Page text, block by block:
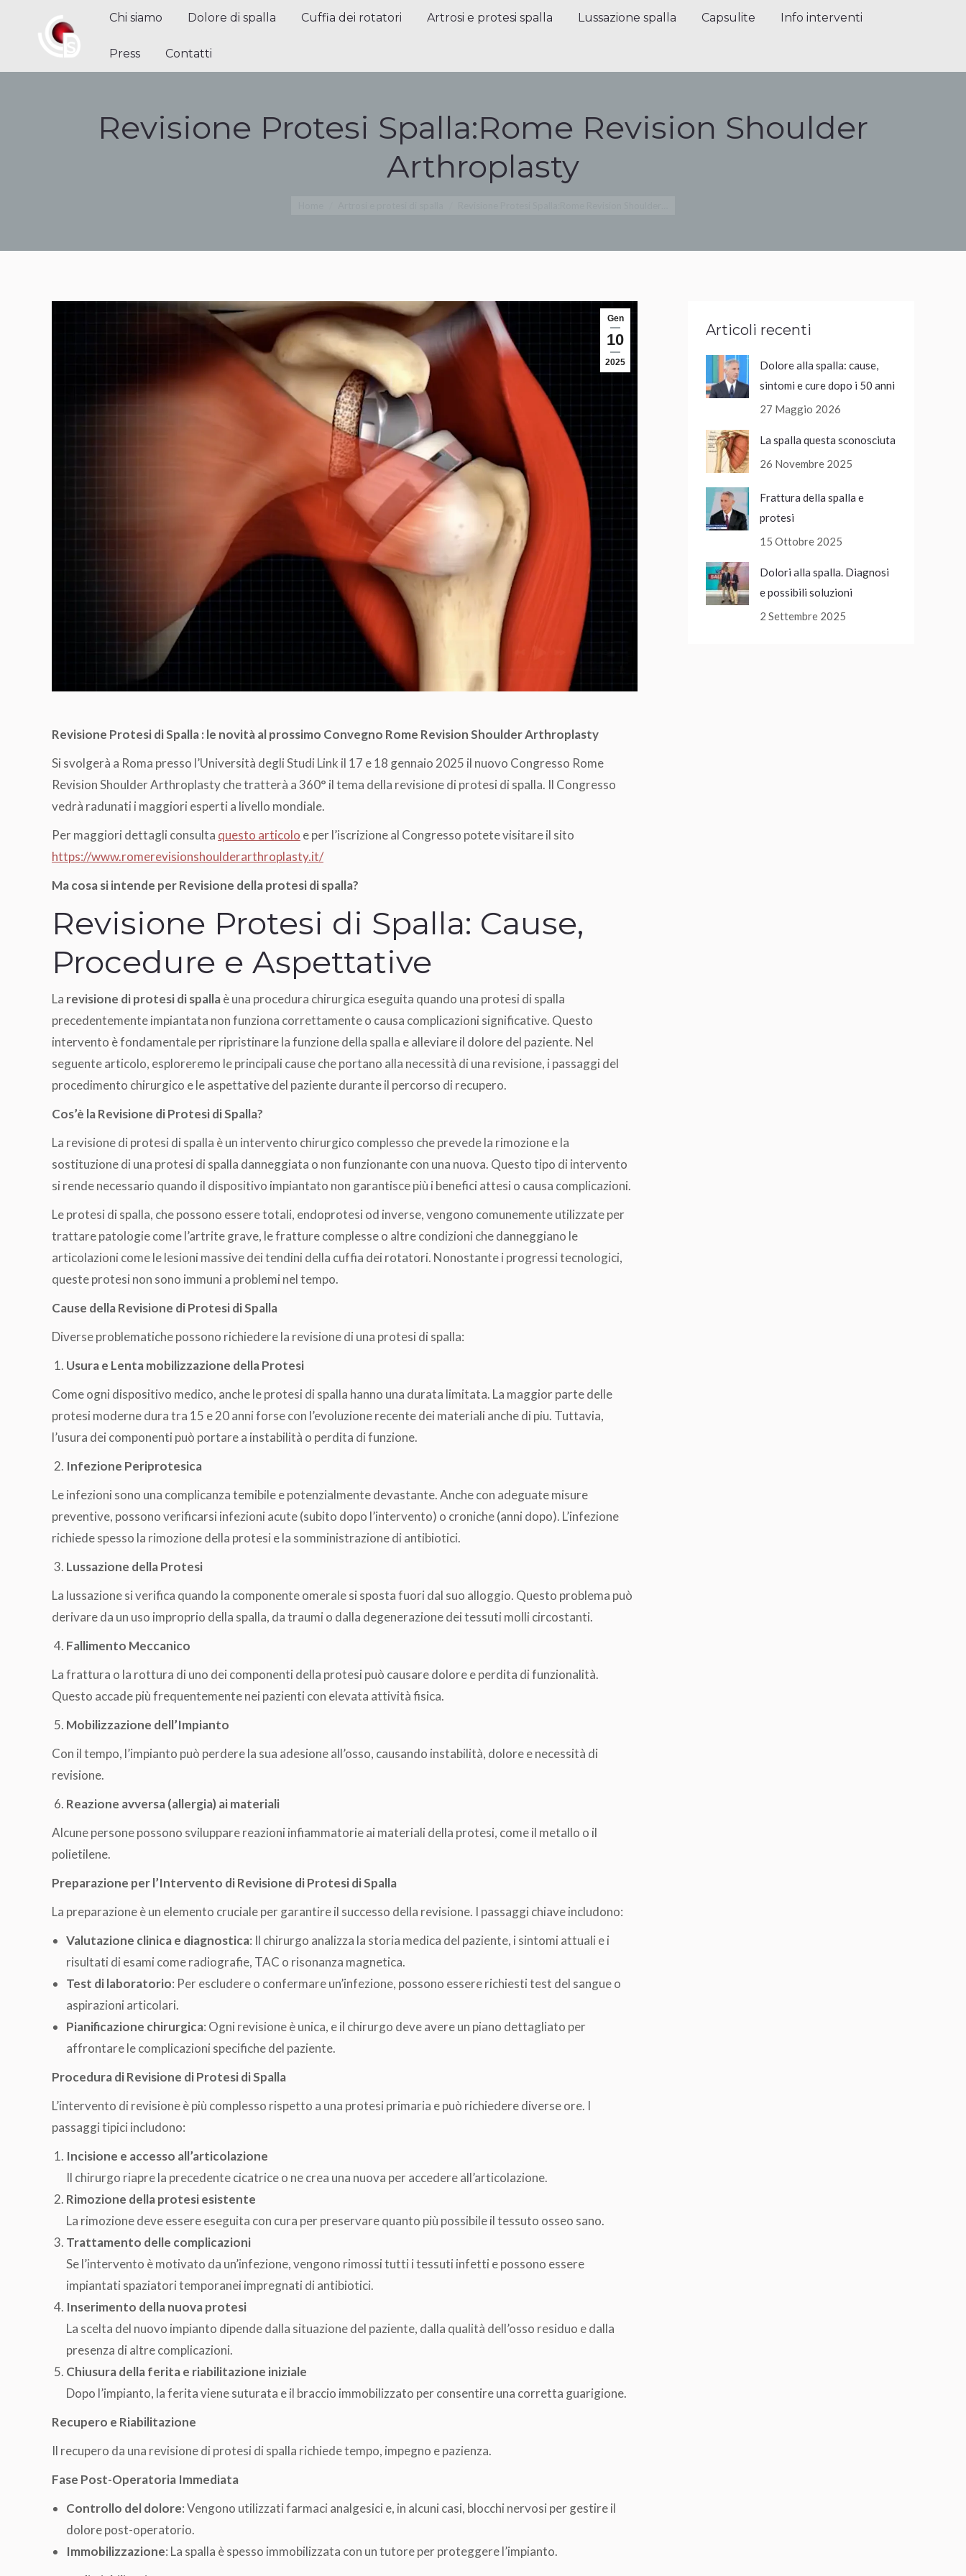
Chi siamo Dolore di spalla Cuffia dei rotatori Artrosi e protesi spalla Lussazione spalla Capsulite Info interventi
Press Contatti
Revisione Protesi Spalla:Rome Revision Shoulder
Arthroplasty
Gen
10
2025
Revisione Protesi di Spalla : le novità al prossimo Convegno Rome Revision Shoulder Arthroplasty
Si svolgerà a Roma presso l’Università degli Studi Link il 17 e 18 gennaio 2025 il nuovo Congresso Rome
Revision Shoulder Arthroplasty che tratterà a 360° il tema della revisione di protesi di spalla. Il Congresso
vedrà radunati i maggiori esperti a livello mondiale.
Per maggiori dettagli consulta questo articolo e per l’iscrizione al Congresso potete visitare il sito
https://www.romerevisionshoulderarthroplasty.it/
Ma cosa si intende per Revisione della protesi di spalla?
Revisione Protesi di Spalla: Cause,
Procedure e Aspettative
La revisione di protesi di spallaè una procedura chirurgica eseguita quando una protesi di spalla
precedentemente impiantata non funziona correttamente o causa complicazioni significative. Questo
intervento è fondamentale per ripristinare la funzione della spalla e alleviare il dolore del paziente. Nel
seguente articolo, esploreremo le principali cause che portano alla necessità di una revisione, i passaggi del
procedimento chirurgico e le aspettative del paziente durante il percorso di recupero.
Cos’è la Revisione di Protesi di Spalla?
La revisione di protesi di spalla è un intervento chirurgico complesso che prevede la rimozione e la
sostituzione di una protesi di spalla danneggiata o non funzionante con una nuova. Questo tipo di intervento
si rende necessario quando il dispositivo impiantato non garantisce più i benefici attesi o causa complicazioni.
Le protesi di spalla, che possono essere totali, endoprotesi od inverse, vengono comunemente utilizzate per
trattare patologie come l’artrite grave, le fratture complesse o altre condizioni che danneggiano le
articolazioni come le lesioni massive dei tendini della cuffia dei rotatori. Nonostante i progressi tecnologici,
queste protesi non sono immuni a problemi nel tempo.
Cause della Revisione di Protesi di Spalla
Diverse problematiche possono richiedere la revisione di una protesi di spalla:
Usura e Lenta mobilizzazione della Protesi
Come ogni dispositivo medico, anche le protesi di spalla hanno una durata limitata. La maggior parte delle
protesi moderne dura tra 15 e 20 anni forse con l’evoluzione recente dei materiali anche di piu. Tuttavia,
l’usura dei componenti può portare a instabilità o perdita di funzione.
Infezione Periprotesica
Le infezioni sono una complicanza temibile e potenzialmente devastante. Anche con adeguate misure
preventive, possono verificarsi infezioni acute (subito dopo l’intervento) o croniche (anni dopo). L’infezione
richiede spesso la rimozione della protesi e la somministrazione di antibiotici.
Lussazione della Protesi
La lussazione si verifica quando la componente omerale si sposta fuori dal suo alloggio. Questo problema può
derivare da un uso improprio della spalla, da traumi o dalla degenerazione dei tessuti molli circostanti.
Fallimento Meccanico
La frattura o la rottura di uno dei componenti della protesi può causare dolore e perdita di funzionalità.
Questo accade più frequentemente nei pazienti con elevata attività fisica.
Mobilizzazione dell’Impianto
Con il tempo, l’impianto può perdere la sua adesione all’osso, causando instabilità, dolore e necessità di
revisione.
Reazione avversa (allergia) ai materiali
Alcune persone possono sviluppare reazioni infiammatorie ai materiali della protesi, come il metallo o il
polietilene.
Preparazione per l’Intervento di Revisione di Protesi di Spalla
La preparazione è un elemento cruciale per garantire il successo della revisione. I passaggi chiave includono:
Valutazione clinica e diagnostica: Il chirurgo analizza la storia medica del paziente, i sintomi attuali e i
risultati di esami come radiografie, TAC o risonanza magnetica.
Test di laboratorio: Per escludere o confermare un’infezione, possono essere richiesti test del sangue o
aspirazioni articolari.
Pianificazione chirurgica: Ogni revisione è unica, e il chirurgo deve avere un piano dettagliato per
affrontare le complicazioni specifiche del paziente.
Procedura di Revisione di Protesi di Spalla
L’intervento di revisione è più complesso rispetto a una protesi primaria e può richiedere diverse ore. I
passaggi tipici includono:
Incisione e accesso all’articolazione
Il chirurgo riapre la precedente cicatrice o ne crea una nuova per accedere all’articolazione.
Rimozione della protesi esistente
La rimozione deve essere eseguita con cura per preservare quanto più possibile il tessuto osseo sano.
Trattamento delle complicazioni
Se l’intervento è motivato da un’infezione, vengono rimossi tutti i tessuti infetti e possono essere
impiantati spaziatori temporanei impregnati di antibiotici.
Inserimento della nuova protesi
La scelta del nuovo impianto dipende dalla situazione del paziente, dalla qualità dell’osso residuo e dalla
presenza di altre complicazioni.
Chiusura della ferita e riabilitazione iniziale
Dopo l’impianto, la ferita viene suturata e il braccio immobilizzato per consentire una corretta guarigione.
Recupero e Riabilitazione
Il recupero da una revisione di protesi di spalla richiede tempo, impegno e pazienza.
Fase Post-Operatoria Immediata
Controllo del dolore: Vengono utilizzati farmaci analgesici e, in alcuni casi, blocchi nervosi per gestire il
dolore post-operatorio.
Immobilizzazione: La spalla è spesso immobilizzata con un tutore per proteggere l’impianto.
Articoli recenti
Dolore alla spalla: cause,
sintomi e cure dopo i 50 anni
27 Maggio 2026
La spalla questa sconosciuta
26 Novembre 2025
Frattura della spalla e
protesi
15 Ottobre 2025
Dolori alla spalla. Diagnosi
e possibili soluzioni
2 Settembre 2025
Chi siamo Dolore di spalla Cuffia dei rotatori Artrosi e protesi spalla Lussazione spalla Capsulite Info interventi